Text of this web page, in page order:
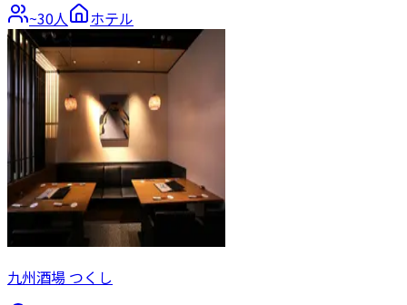
~30人 ホテル
九州酒場 つくし